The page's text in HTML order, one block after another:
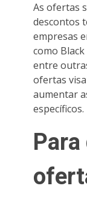
As ofertas
descontos
empresas
como
entre
ofertas
aumentar
específicos.